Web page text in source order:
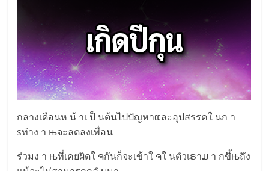
กลางเดือนห น้ าเ ป็ นต้นไปปัญหาແละอุปสรรคใ นก า
sทำง า њจะลดลงเพื่อน
ร่วมง า њที่เคยผิดใ ຈกันก็จะเข้าใ ຈใ นตัวเຣาມ า กขึ้њถึง